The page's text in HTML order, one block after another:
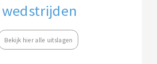
Bekijk hier alle uitslagen